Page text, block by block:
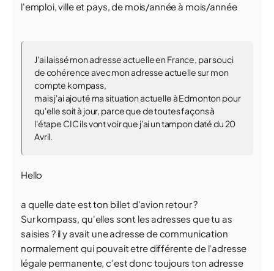
l'emploi, ville et pays, de mois/année à mois/année
J'ai laissé mon adresse actuelle en France, par souci
de cohérence avec mon adresse actuelle sur mon
compte kompass,
mais j'ai ajouté ma situation actuelle à Edmonton pour
qu'elle soit à jour, parce que de toutes façons à
l'étape CIC ils vont voir que j'ai un tampon daté du 20
Avril.
Hello
a quelle date est ton billet d'avion retour ?
Sur kompass, qu'elles sont les adresses que tu as
saisies ? il y avait une adresse de communication
normalement qui pouvait etre différente de l'adresse
légale permanente, c'est donc toujours ton adresse